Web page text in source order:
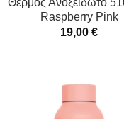
Θερμός Ανοξείδωτο
Raspberry Pink
19,00€